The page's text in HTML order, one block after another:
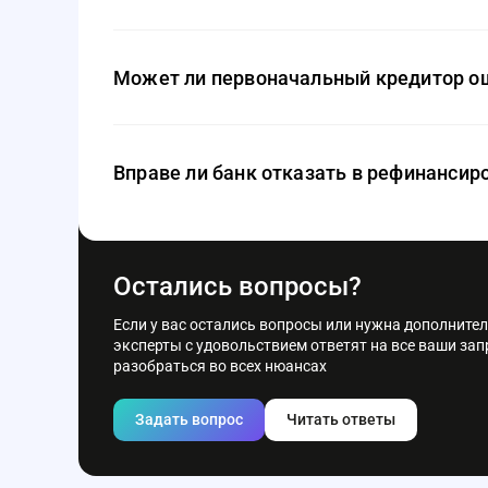
ипотеку нужно платить еще долгое время, а
Может ли первоначальный кредитор
решения о рефинансировании обязательно
Вправе ли банк отказать в
Остались вопросы?
Если у вас остались вопросы или нужна
эксперты с удовольствием ответят на все ваши
разобраться во всех нюансах
Задать вопрос Читать ответы